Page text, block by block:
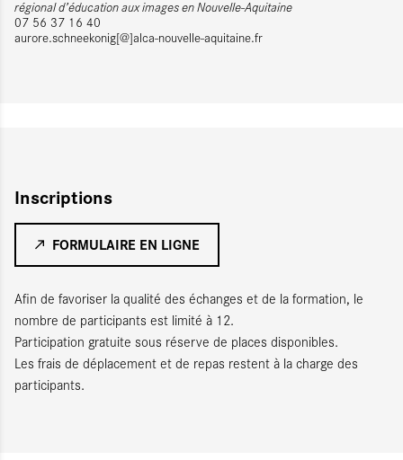
régional d’éducation aux images en Nouvelle-Aquitaine
07 56 37 16 40
aurore.schneekonig[@]alca-nouvelle-aquitaine.fr
Inscriptions
FORMULAIRE EN LIGNE
Afin de favoriser la qualité des échanges et de la formation, le
nombre de participants est limité à 12.
Participation gratuite sous réserve de places disponibles.
Les frais de déplacement et de repas restent à la charge des
participants.